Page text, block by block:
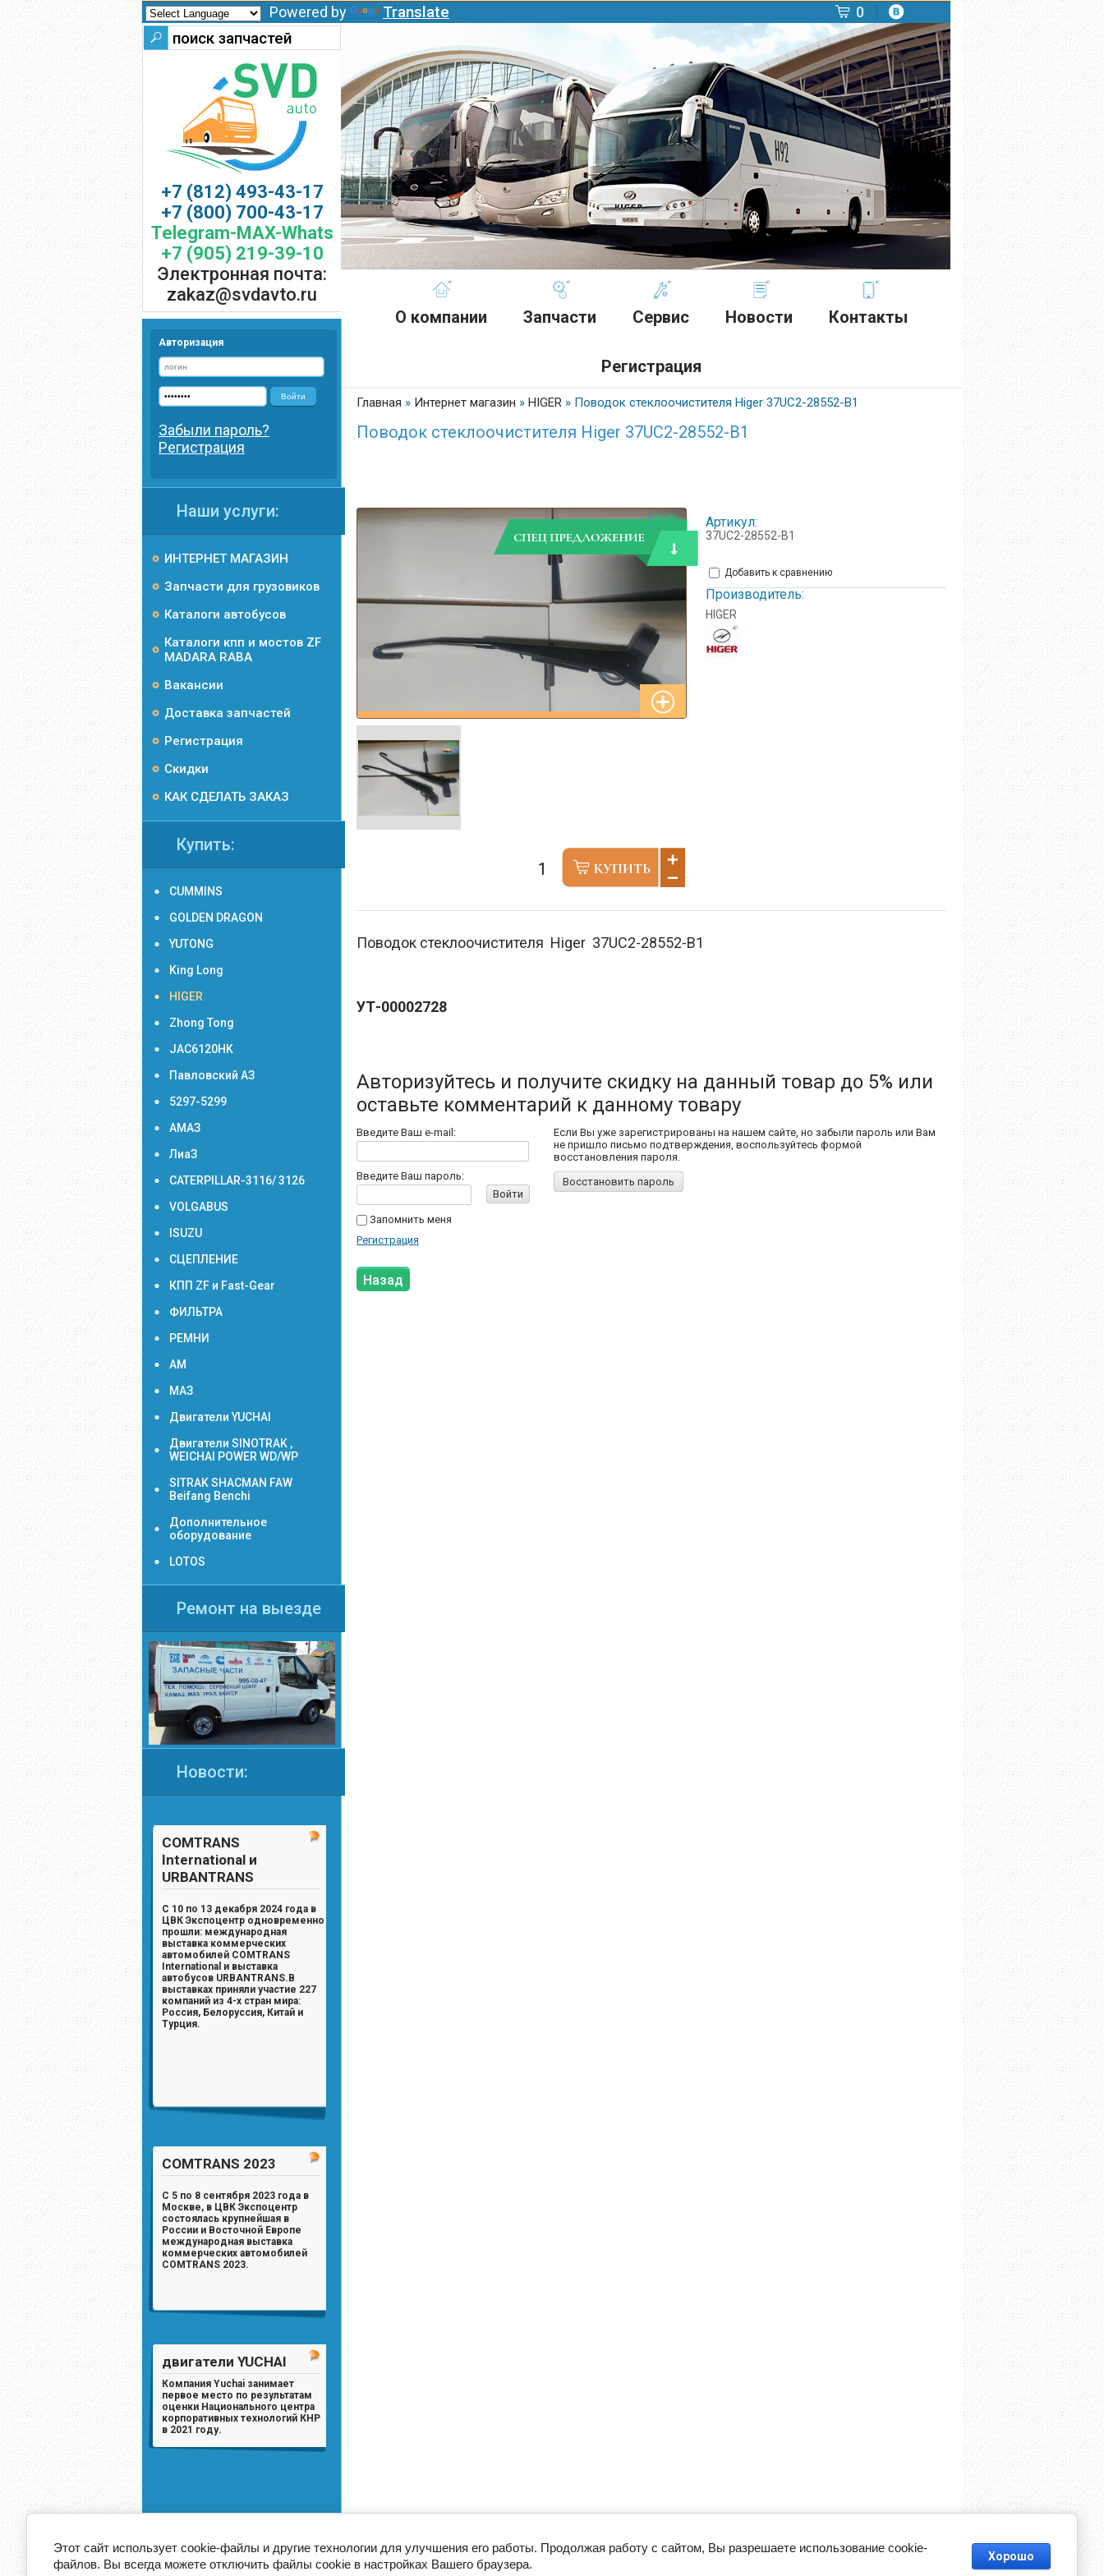
Powered by Translate 0
+7 (812) 493-43-17
+7 (800) 700-43-17
Telegram-MAX-Whats
+7 (905) 219-39-10
Электронная почта:
zakaz@svdavto.ru
О компании Запчасти Сервис Новости Контакты
Регистрация
Главная » Интернет магазин » HIGER » Поводок стеклоочистителя Higer 37UC2-28552-B1
Поводок стеклоочистителя Higer 37UC2-28552-B1
Артикул:
37UC2-28552-B1
Добавить к сравнению
Производитель:
HIGER
Поводок стеклоочистителя Higer 37UC2-28552-B1
УТ-00002728
Авторизуйтесь и получите скидку на данный товар до 5% или
оставьте комментарий к данному товару
Введите Ваш e-mail:
Введите Ваш пароль:
Войти
Запомнить меня
Регистрация
Если Вы уже зарегистрированы на нашем сайте, но забыли пароль или Вам
не пришло письмо подтверждения, воспользуйтесь формой
восстановления пароля.
Восстановить пароль
Назад
Авторизация
Войти
Забыли пароль?
Регистрация
Наши услуги:
ИНТЕРНЕТ МАГАЗИН
Запчасти для грузовиков
Каталоги автобусов
Каталоги кпп и мостов ZF
MADARA RABA
Вакансии
Доставка запчастей
Регистрация
Скидки
КАК СДЕЛАТЬ ЗАКАЗ
Купить:
CUMMINS
GOLDEN DRAGON
YUTONG
King Long
HIGER
Zhong Tong
JAC6120HK
Павловский АЗ
5297-5299
АМАЗ
ЛиаЗ
CATERPILLAR-3116/ 3126
VOLGABUS
ISUZU
СЦЕПЛЕНИЕ
КПП ZF и Fast-Gear
ФИЛЬТРА
РЕМНИ
АМ
МАЗ
Двигатели YUCHAI
Двигатели SINOTRAK ,
WEICHAI POWER WD/WP
SITRAK SHACMAN FAW
Beifang Benchi
Дополнительное
оборудование
LOTOS
Ремонт на выезде
Новости:
COMTRANS
International и
URBANTRANS
С 10 по 13 декабря 2024 года в
ЦВК Экспоцентр одновременно
прошли: международная
выставка коммерческих
автомобилей COMTRANS
International и выставка
автобусов URBANTRANS.В
выставках приняли участие 227
компаний из 4-х стран мира:
Россия, Белоруссия, Китай и
Турция.
COMTRANS 2023
С 5 по 8 сентября 2023 года в
Москве, в ЦВК Экспоцентр
состоялась крупнейшая в
России и Восточной Европе
международная выставка
коммерческих автомобилей
COMTRANS 2023.
двигатели YUCHAI
Компания Yuchai занимает
первое место по результатам
оценки Национального центра
корпоративных технологий КНР
в 2021 году.
Этот сайт использует cookie-файлы и другие технологии для улучшения его работы. Продолжая работу с сайтом, Вы разрешаете использование cookie-
файлов. Вы всегда можете отключить файлы cookie в настройках Вашего браузера.
Хорошо